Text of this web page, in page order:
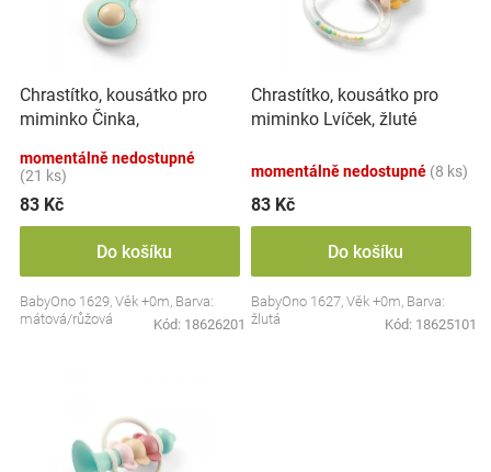
oblečení
Značky
ůo
d
u
k
ů
Chrastítko, kousátko pro
miminko Činka,
momentálně nedostupné
(21 ks)
83 Kč
Do košíku
BabyOno 1629, Věk +0m, Barva:
mátová/růžová
Kód: 18626201
Chrastítko, kousátko pro
miminko Lvíček, žluté
momentálně nedostupné (8 ks)
83 Kč
Do košíku
BabyOno 1627, Věk +0m, Barva:
žlutá
Kód: 18625101